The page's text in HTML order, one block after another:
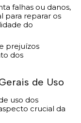
falhas ou danos,
para reparar os
do
prejuízos
dos
de Uso
uso dos
crucial da